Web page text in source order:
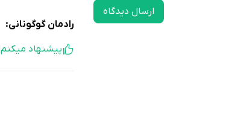
ارسال دیدگاه
رادمان گوگونانی:
پیشنهاد میکنم